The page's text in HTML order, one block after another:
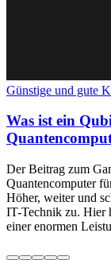
Günstige und gute
Was ist ein
Der Beitrag zum
Quantencomputer
Höher, weiter und
IT-Technik zu. Hier
einer enormen